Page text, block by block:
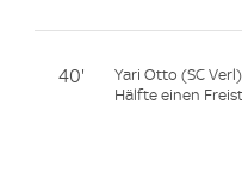
40'
Yari Otto (SC
Hälfte einen